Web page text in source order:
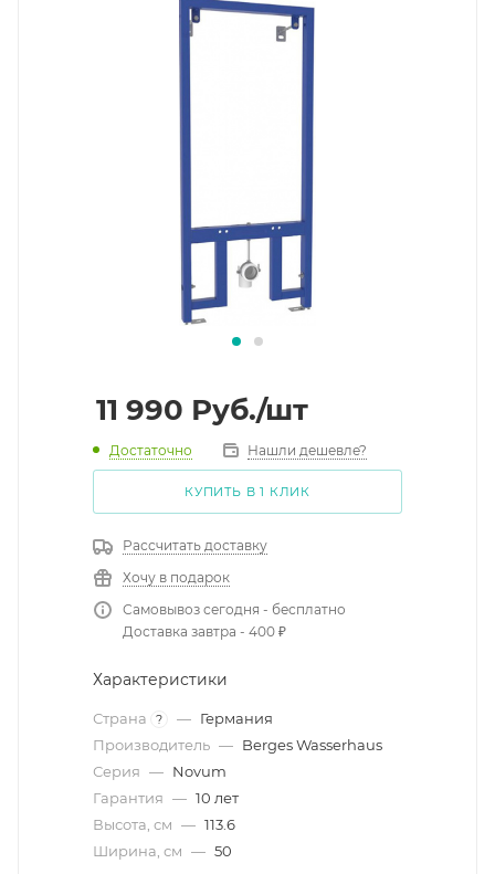
11 990 Руб./шт
Достаточно Нашли дешевле?
КУПИТЬ В 1 КЛИК
Рассчитать доставку
Хочу в подарок
Самовывоз сегодня - бесплатно
Доставка завтра - 400 ₽
Характеристики
Страна ? — Германия
Производитель — Berges Wasserhaus
Серия — Novum
Гарантия — 10 лет
Высота, см — 113.6
Ширина, см — 50